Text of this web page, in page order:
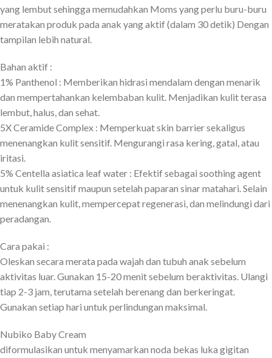
yang lembut sehingga memudahkan Moms yang perlu buru-buru
meratakan produk pada anak yang aktif (dalam 30 detik) Dengan
tampilan lebih natural.
Bahan aktif :
1% Panthenol : Memberikan hidrasi mendalam dengan menarik
dan mempertahankan kelembaban kulit. Menjadikan kulit terasa
lembut, halus, dan sehat.
5X Ceramide Complex : Memperkuat skin barrier sekaligus
menenangkan kulit sensitif. Mengurangi rasa kering, gatal, atau
iritasi.
5% Centella asiatica leaf water : Efektif sebagai soothing agent
untuk kulit sensitif maupun setelah paparan sinar matahari. Selain
menenangkan kulit, mempercepat regenerasi, dan melindungi dari
peradangan.
Cara pakai :
Oleskan secara merata pada wajah dan tubuh anak sebelum
aktivitas luar. Gunakan 15-20 menit sebelum beraktivitas. Ulangi
tiap 2-3 jam, terutama setelah berenang dan berkeringat.
Gunakan setiap hari untuk perlindungan maksimal.
Nubiko Baby Cream
diformulasikan untuk menyamarkan noda bekas luka gigitan